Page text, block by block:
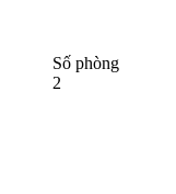
Số phòng
2